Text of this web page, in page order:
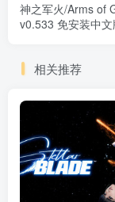
神之军火/Arms of
v0.533 免安装中
相关推荐